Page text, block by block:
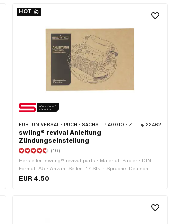
Gewindeart: MF22x1.5 (Feingewinde) · Gewindeart:
MF26x1.5 (Feingewinde) · Festigkeitsklasse: 8.8
HOT
FÜR: UNIVERSAL · PUCH · SACHS · PIAGGIO · ZÜNDAPP BELMONDO 22462
swiing® revival Anleitung
Zündungseinstellung
(16)
Hersteller: swiing® revival parts · Material: Papier · DIN
Format: A5 · Anzahl Seiten: 17 Stk. · Sprache: Deutsch
EUR 4.50